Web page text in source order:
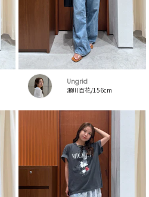
Ungrid
瀬川百花/156cm